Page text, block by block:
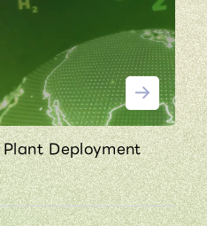
Deployment